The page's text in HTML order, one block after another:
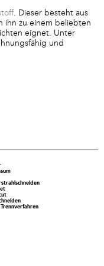
. Dieser besteht aus
ihn zu einem beliebten
eignet. Unter
und